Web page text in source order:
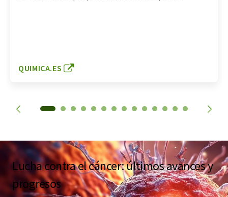
QUIMICA.ES
Lucha contra el cáncer: últimos avances y
progresos